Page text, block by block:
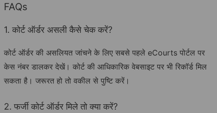
FAQs
1. कोर्ट ऑर्डर असली कैसे चेक करें?
कोर्ट ऑर्डर की असलियत जांचने के लिए सबसे पहले eCourts पोर्टल पर
केस नंबर डालकर देखें। कोर्ट की आधिकारिक वेबसाइट पर भी रिकॉर्ड मिल
सकता है। जरूरत हो तो वकील से पुष्टि करें।
2. फर्जी कोर्ट ऑर्डर मिले तो क्या करें?